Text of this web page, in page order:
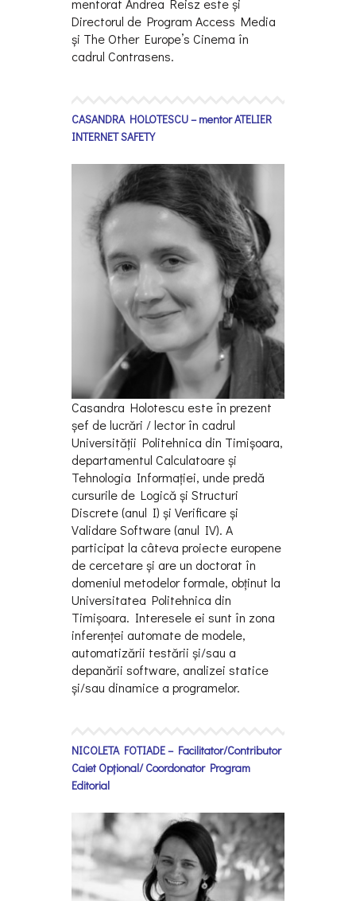
mentorat Andrea Reisz este și
Directorul de Program Access Media
și The Other Europe’s Cinema în
cadrul Contrasens.
CASANDRA HOLOTESCU – mentor ATELIER
INTERNET SAFETY
Casandra Holotescu este în prezent
șef de lucrări / lector în cadrul
Universităţii Politehnica din Timișoara,
departamentul Calculatoare și
Tehnologia Informaţiei, unde predă
cursurile de Logică și Structuri
Discrete (anul I) și Verificare și
Validare Software (anul IV). A
participat la câteva proiecte europene
de cercetare și are un doctorat în
domeniul metodelor formale, obţinut la
Universitatea Politehnica din
Timișoara. Interesele ei sunt în zona
inferenţei automate de modele,
automatizării testării și/sau a
depanării software, analizei statice
și/sau dinamice a programelor.
NICOLETA FOTIADE – Facilitator/Contributor
Caiet Opțional/ Coordonator Program
Editorial